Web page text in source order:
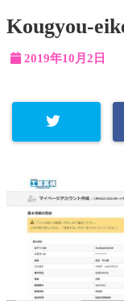
Kougyou-
2019年10月2日